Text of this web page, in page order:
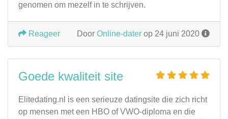
genomen om mezelf in te schrijven.
Door Online-dater op 24 juni 2020
Reageer
Goede kwaliteit site
Elitedating.nl is een serieuze datingsite die zich richt
op mensen met een HBO of VWO-diploma en die